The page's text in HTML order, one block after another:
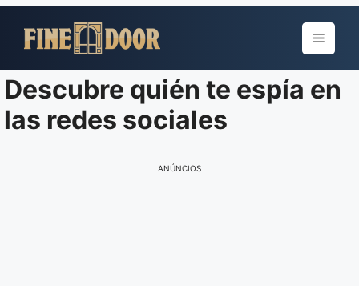
para
conteúdo
Menu
Descubre quién te espía en
las redes sociales
ANÚNCIOS